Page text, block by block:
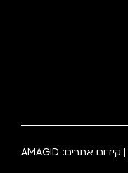
| קידום אתרים: AMAGID